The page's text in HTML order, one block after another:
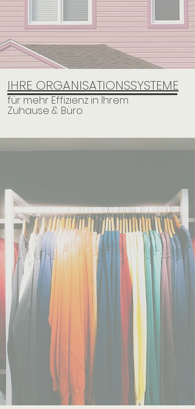
IHRE ORGANISATIONSSYSTEME
für mehr Effizienz in Ihrem
Zuhause & Büro